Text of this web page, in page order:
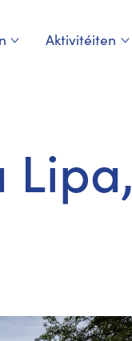
Aktivitéiten
Lipa,